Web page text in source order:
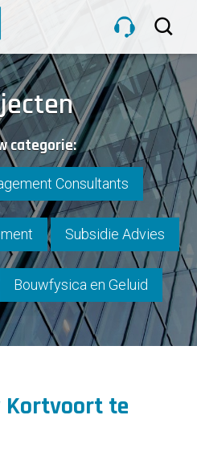
categorie:
Consultants
Subsidie Advies
Bouwfysica en Geluid
Kortvoort te